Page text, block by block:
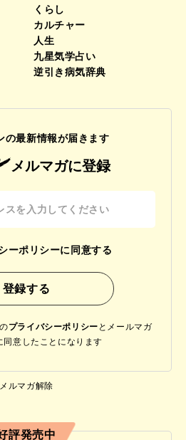
くらし
カルチャー
人生
九星気学占い
逆引き病気辞典
の最新情報が届きます
メルマガに登録
ーポリシーに同意する
プライバシーポリシー と メールマガ
同意したことになります
メルマガ解除
評発売中